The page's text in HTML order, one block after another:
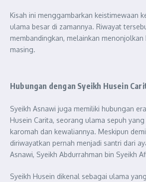
Kisah ini menggambarkan keistimewaan
ulama besar di zamannya. Riwayat
membandingkan, melainkan
masing.
Hubungan dengan Syeikh Husein
Syeikh Asnawi juga memiliki hubungan
Husein Carita, seorang ulama sepuh
karomah dan kewaliannya. Meskipun
diriwayatkan pernah menjadi santri dari
Asnawi, Syeikh Abdurrahman bin Syeikh
Syeikh Husein dikenal sebagai ulama